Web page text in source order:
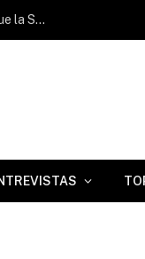
Juan Álvarez: “Ganar con FIU sería más importante para mí que la Serie Mundial de 2003”